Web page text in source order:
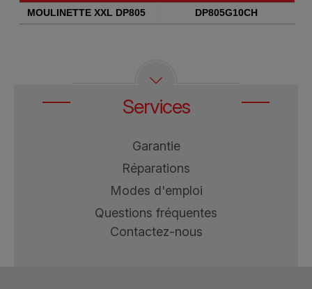
Produits
Références
MOULINETTE XXL DP805 DP805G10CH
Services
Garantie
Réparations
Modes d'emploi
Questions fréquentes
Contactez-nous